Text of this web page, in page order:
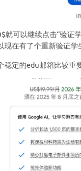
就可以继续点击“验证
现在有了个重新验证学
稳定的edu邮箱比较重